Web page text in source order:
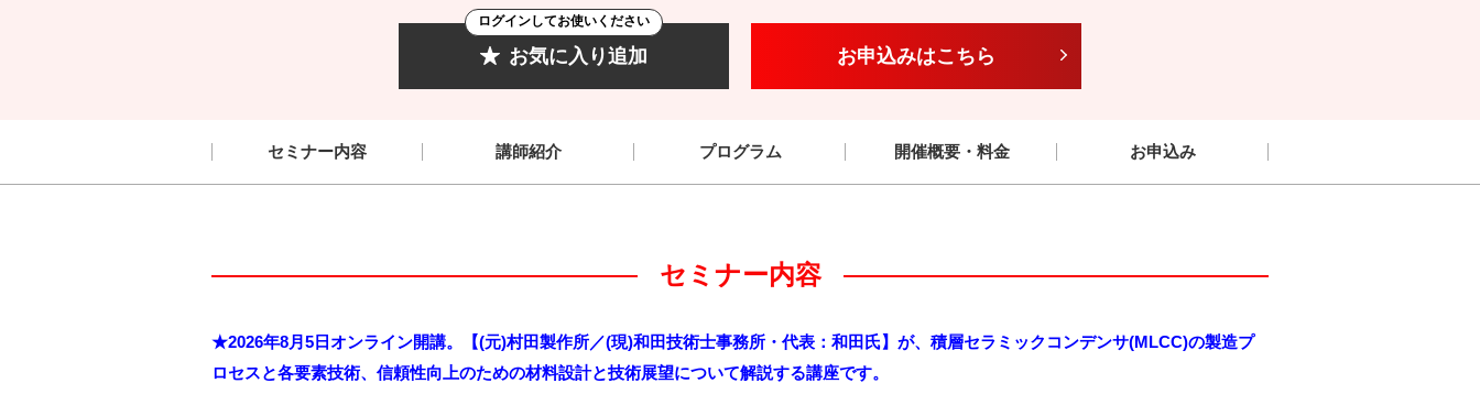
お気に入り追加
ログインしてお使いください
お申込みはこちら
セミナー内容 講師紹介 プログラム 開催概要・料金 お申込み
セミナー内容
★2026年8月5日オンライン開講。【(元)村田製作所／(現)和田技術士事務所・代表：和田氏】が、積層セラミックコンデンサ(MLCC)の製造プ
ロセスと各要素技術、信頼性向上のための材料設計と技術展望について解説する講座です。